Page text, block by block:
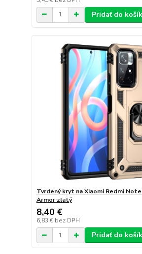
Pridať do
Tvrdený kryt na Xiaomi Redmi Note
Armor zlatý
8,40 €
6,83 € bez DPH
Pridať do